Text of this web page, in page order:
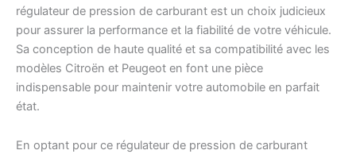
régulateur de pression de carburant est un choix judicieux
pour assurer la performance et la fiabilité de votre véhicule.
Sa conception de haute qualité et sa compatibilité avec les
modèles Citroën et Peugeot en font une pièce
indispensable pour maintenir votre automobile en parfait
état.
En optant pour ce régulateur de pression de carburant